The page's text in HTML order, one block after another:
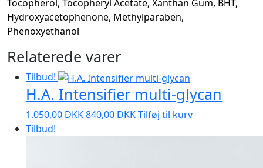
Tocopherol, Tocopheryl Acetate, Xanthan Gum, BHT,
Hydroxyacetophenone, Methylparaben,
Phenoxyethanol
Relaterede varer
Tilbud!
H.A. Intensifier multi-glycan
1.050,00DKKDen
840,00 DKKDen
Tilføj til kurv
Tilbud!